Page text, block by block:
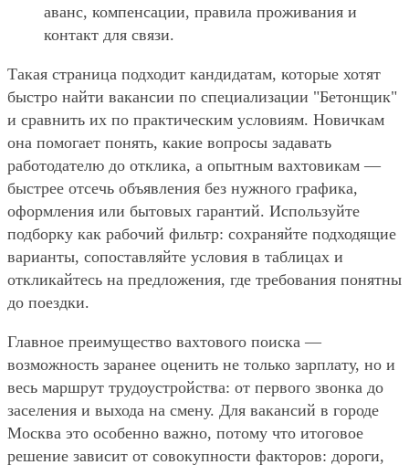
аванс, компенсации, правила проживания и
контакт для связи.
Такая страница подходит кандидатам, которые хотят
быстро найти вакансии по специализации "Бетонщик"
и сравнить их по практическим условиям. Новичкам
она помогает понять, какие вопросы задавать
работодателю до отклика, а опытным вахтовикам —
быстрее отсечь объявления без нужного графика,
оформления или бытовых гарантий. Используйте
подборку как рабочий фильтр: сохраняйте подходящие
варианты, сопоставляйте условия в таблицах и
откликайтесь на предложения, где требования понятны
до поездки.
Главное преимущество вахтового поиска —
возможность заранее оценить не только зарплату, но и
весь маршрут трудоустройства: от первого звонка до
заселения и выхода на смену. Для вакансий в городе
Москва это особенно важно, потому что итоговое
решение зависит от совокупности факторов: дороги,